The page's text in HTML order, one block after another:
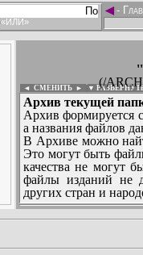
«ИЛИ»
◄-
(/
◄ СМЕНИТЬ ► ▼
Архив текущей
Архив формируется
а названия файлов
В Архиве можно
Это могут быть
качества не могут
файлы изданий не
других стран и